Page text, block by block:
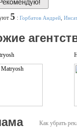
5 : Горбатов Андрей
Как убрать